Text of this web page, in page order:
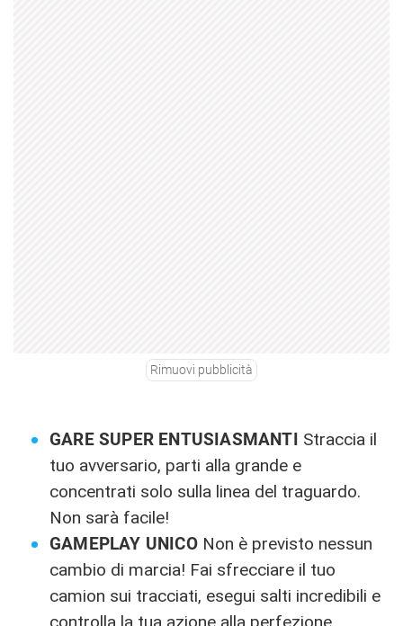
Rimuovi pubblicità
GARE SUPER ENTUSIASMANTI Straccia il
tuo avversario, parti alla grande e
concentrati solo sulla linea del traguardo.
Non sarà facile!
GAMEPLAY UNICONon è previsto nessun
cambio di marcia! Fai sfrecciare il tuo
camion sui tracciati, esegui salti incredibili e